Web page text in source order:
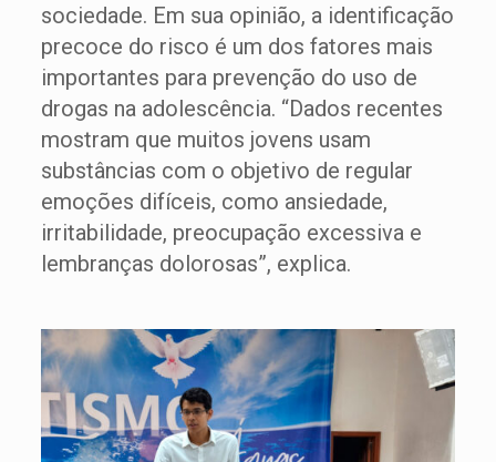
sociedade. Em sua opinião, a identificação
precoce do risco é um dos fatores mais
importantes para prevenção do uso de
drogas na adolescência. “Dados recentes
mostram que muitos jovens usam
substâncias com o objetivo de regular
emoções difíceis, como ansiedade,
irritabilidade, preocupação excessiva e
lembranças dolorosas”, explica.